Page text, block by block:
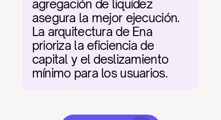
agregación de liquidez
asegura la mejor ejecución.
La arquitectura de Ena
prioriza la eficiencia de
capital y el deslizamiento
mínimo para los usuarios.